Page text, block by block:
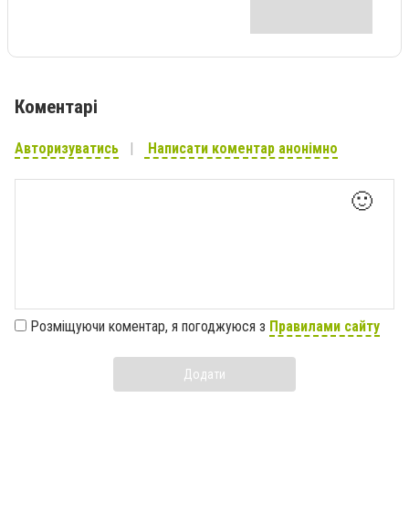
Коментарі
Авторизуватись Написати коментар анонімно
🙂
Розміщуючи коментар, я погоджуюся з Правилами сайту
Додати